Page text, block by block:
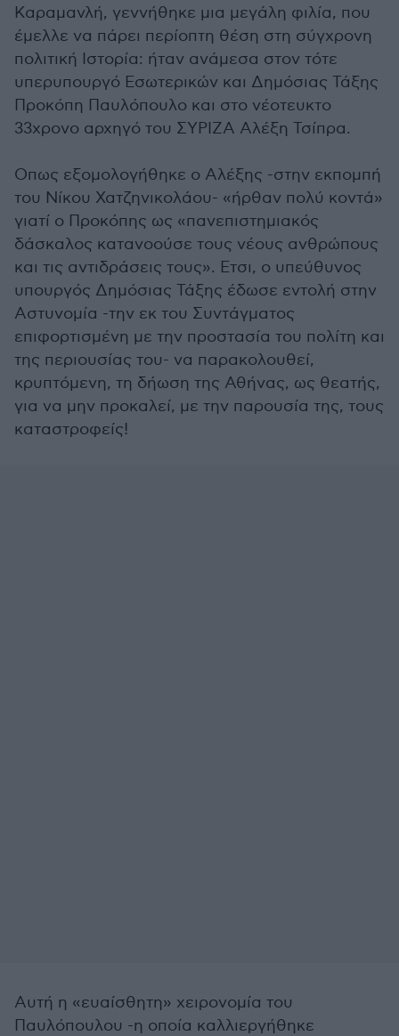
Καραμανλή, γεννήθηκε μια μεγάλη φιλία, που
έμελλε να πάρει περίοπτη θέση στη σύγχρονη
πολιτική Ιστορία: ήταν ανάμεσα στον τότε
υπερυπουργό Εσωτερικών και Δημόσιας Τάξης
Προκόπη Παυλόπουλο και στο νέοτευκτο
33χρονο αρχηγό του ΣΥΡΙΖΑ Αλέξη Τσίπρα.
Οπως εξομολογήθηκε ο Αλέξης -στην εκπομπή
του Νίκου Χατζηνικολάου- «ήρθαν πολύ κοντά»
γιατί ο Προκόπης ως «πανεπιστημιακός
δάσκαλος κατανοούσε τους νέους ανθρώπους
και τις αντιδράσεις τους». Ετσι, ο υπεύθυνος
υπουργός Δημόσιας Τάξης έδωσε εντολή στην
Αστυνομία -την εκ του Συντάγματος
επιφορτισμένη με την προστασία του πολίτη και
της περιουσίας του- να παρακολουθεί,
κρυπτόμενη, τη δήωση της Αθήνας, ως θεατής,
για να μην προκαλεί, με την παρουσία της, τους
καταστροφείς!
Αυτή η «ευαίσθητη» χειρονομία του
Παυλόπουλου -η οποία καλλιεργήθηκε